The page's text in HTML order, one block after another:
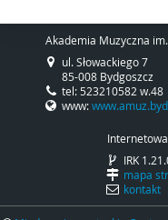
Akademia Muzyczna
ul. Słowackiego 7
85-008 Bydgoszcz
tel: 523210582 w.48
www:
IRK
mapa
kontakt